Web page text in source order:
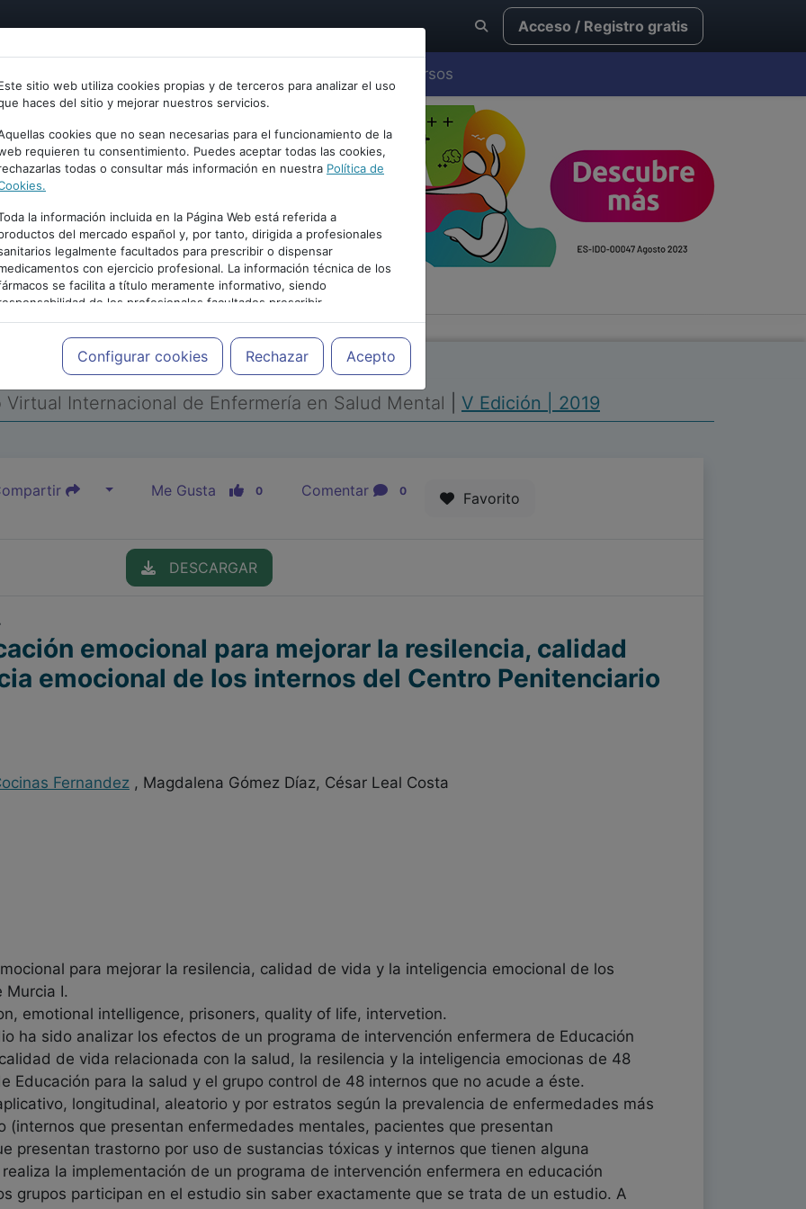
Acceso / Registro gratis
Cursos
sitio web utiliza cookies propias y de terceros para analizar el uso
haces del sitio y mejorar nuestros servicios.
cookies que no sean necesarias para el funcionamiento de la
requieren tu consentimiento. Puedes aceptar todas las cookies,
todas o consultar más información en nuestra Política de
la información incluida en la Página Web está referida a
del mercado español y, por tanto, dirigida a profesionales
legalmente facultados para prescribir o dispensar
con ejercicio profesional. La información técnica de los
se facilita a título meramente informativo, siendo
de los profesionales facultados prescribir
y decidir, en cada caso concreto, el tratamiento más
a las necesidades del paciente.
Configurar cookies Rechazar Acepto
PUBLICIDAD
Virtual Internacional de Enfermería en Salud Mental V Edición | 2019
Me Gusta 0 Comentar 0 Favorito
DESCARGAR
emocional para mejorar la resilencia, calidad
emocional de los internos del Centro Penitenciario
Fernandez , Magdalena Gómez Díaz, César Leal Costa
para mejorar la resilencia, calidad de vida y la inteligencia emocional de los
Murcia I.
emotional intelligence, prisoners, quality of life, intervetion.
ha sido analizar los efectos de un programa de intervención enfermera de Educación
de vida relacionada con la salud, la resilencia y la inteligencia emocionas de 48
Educación para la salud y el grupo control de 48 internos que no acude a éste.
longitudinal, aleatorio y por estratos según la prevalencia de enfermedades más
(internos que presentan enfermedades mentales, pacientes que presentan
presentan trastorno por uso de sustancias tóxicas y internos que tienen alguna
la implementación de un programa de intervención enfermera en educación
grupos participan en el estudio sin saber exactamente que se trata de un estudio. A